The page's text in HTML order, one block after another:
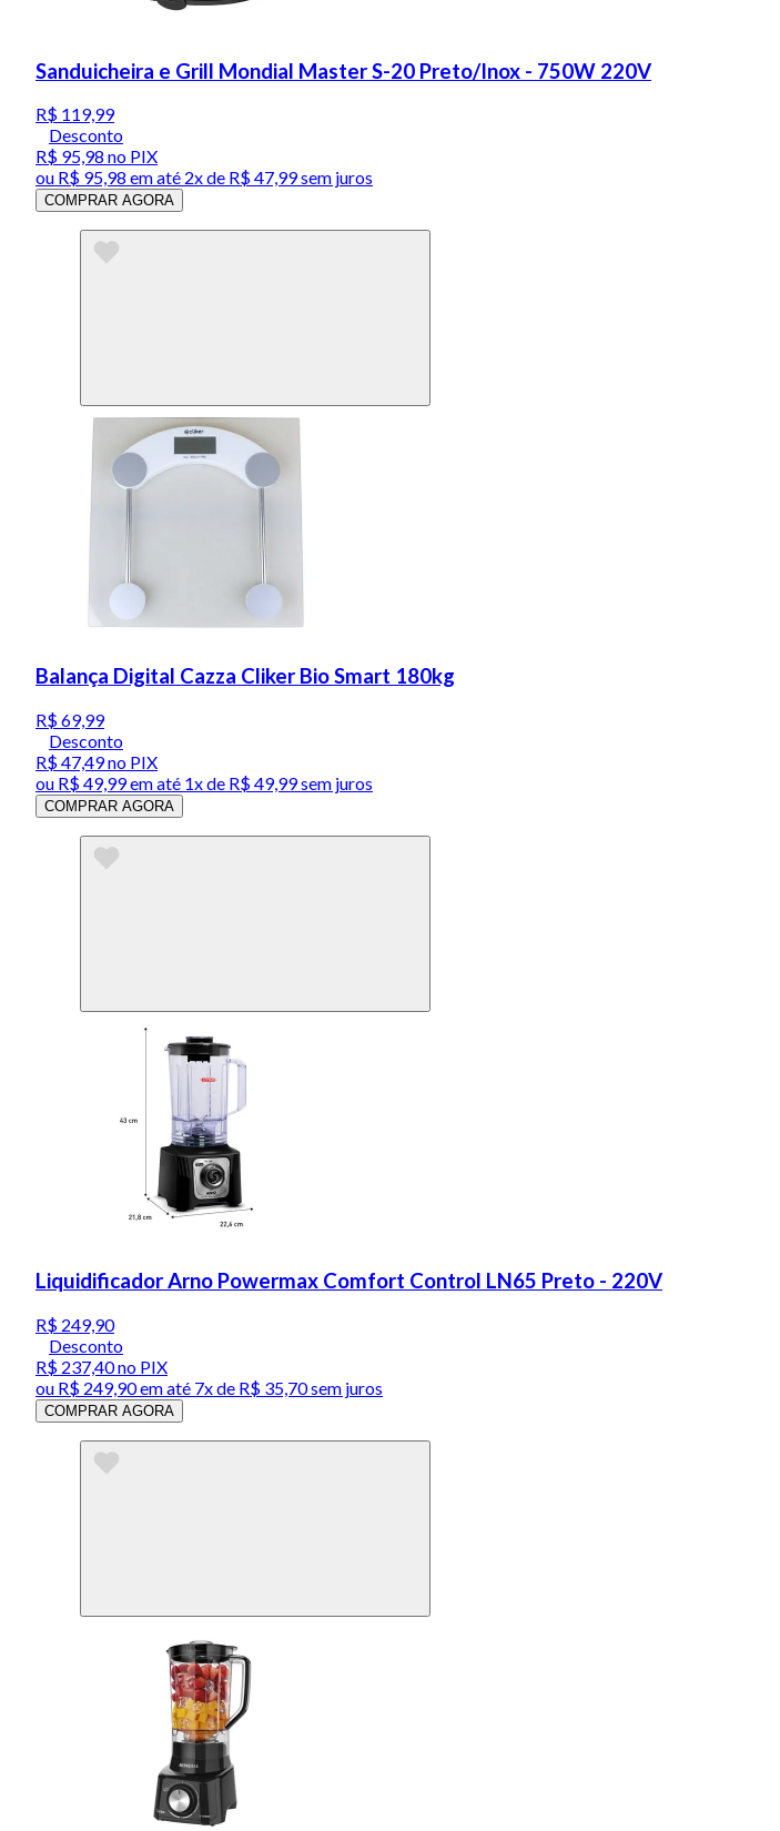
Sanduicheira e Grill Mondial Master S-20 Preto/Inox - 750W 220V
R$ 119,99
Desconto
R$ 95,98 no PIX
ou R$ 95,98 em até 2x de R$ 47,99 sem juros
COMPRAR AGORA
Balança Digital Cazza Cliker Bio Smart 180kg
R$ 69,99
Desconto
R$ 47,49no PIX
ou R$ 49,99em até 1x de R$ 49,99sem juros
COMPRAR AGORA
Liquidificador Arno Powermax Comfort Control LN65 Preto - 220V
R$ 249,90
Desconto
R$ 237,40no PIX
ou R$ 249,90em até 7x de R$ 35,70 sem juros
COMPRAR AGORA